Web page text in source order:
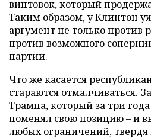
винтовок, который
Таким образом, у Клинтон
аргумент не только против
против возможного
партии.
Что же касается
стараются отмалчиваться.
Трампа, который за три
поменял свою позицию – и
любых ограничений, твердя